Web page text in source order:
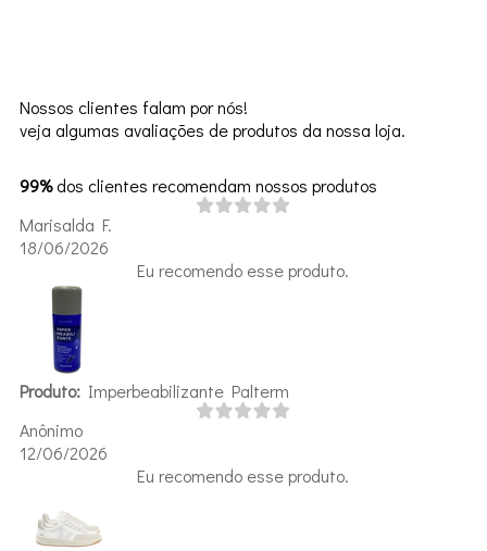
Nossos clientes falam por nós!
veja algumas avaliações de produtos da nossa loja.
99% dos clientes recomendam nossos produtos
Marisalda F.
18/06/2026
Eu recomendo esse produto.
Produto:Imperbeabilizante Palterm
Anônimo
12/06/2026
Eu recomendo esse produto.